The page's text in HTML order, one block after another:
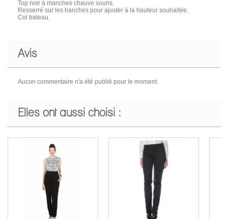
Top noir à manches chauve souris.
Resserré sur les hanches pour ajuster à la hauteur souhaitée.
Col bateau.
Avis
Aucun commentaire n'a été publié pour le moment.
Elles ont aussi choisi :